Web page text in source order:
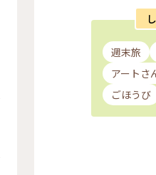
週末旅
アートさ
ごほうび